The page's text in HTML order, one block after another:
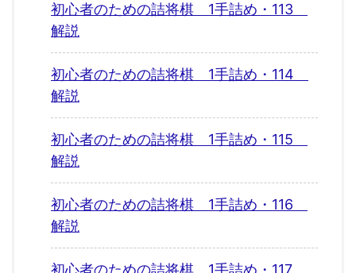
初心者のための詰将棋 1手詰め・113
解説
初心者のための詰将棋 1手詰め・114
解説
初心者のための詰将棋 1手詰め・115
解説
初心者のための詰将棋 1手詰め・116
解説
初心者のための詰将棋 1手詰め・117